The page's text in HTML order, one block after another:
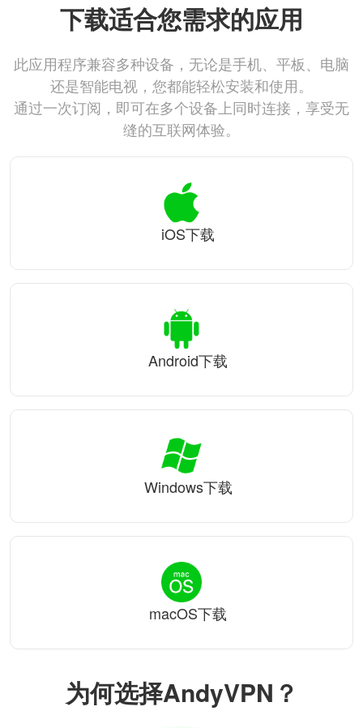
为何选择AndyVPN？
下载适合您需求的应用
此应用程序兼容多种设备，无论是手机、平板、电脑
还是智能电视，您都能轻松安装和使用。
通过一次订阅，即可在多个设备上同时连接，享受无
缝的互联网体验。
iOS下载
Android下载
Windows下载
macOS下载